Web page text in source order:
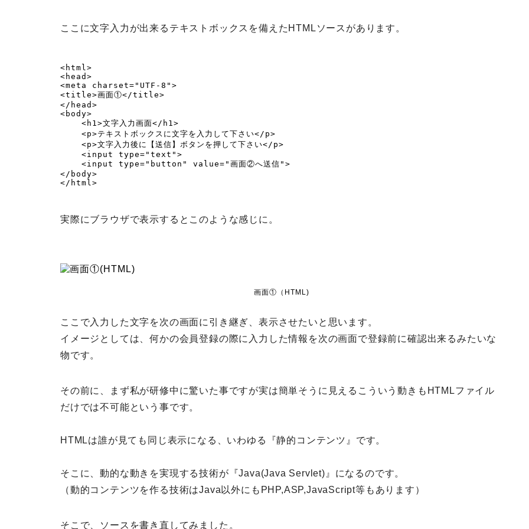
ここに文字入力が出来るテキストボックスを備えたHTMLソースがあります。
<html>
<head>
<meta charset="UTF-8">
<title>画面①</title>
</head>
<body>
</body>
</html>
実際にブラウザで表示するとこのような感じに。
画面①（HTML)
ここで入力した文字を次の画面に引き継ぎ、表示させたいと思います。
イメージとしては、何かの会員登録の際に入力した情報を次の画面で登録前に確認出来るみたいな
物です。
その前に、まず私が研修中に驚いた事ですが実は簡単そうに見えるこういう動きもHTMLファイル
だけでは不可能という事です。
HTMLは誰が見ても同じ表示になる、いわゆる 『静的コンテンツ』 です。
そこに、動的な動きを実現する技術が『Java(Java Servlet)』になるのです。
（動的コンテンツを作る技術はJava以外にもPHP,ASP,JavaScript等もあります）
そこで、ソースを書き直してみました。